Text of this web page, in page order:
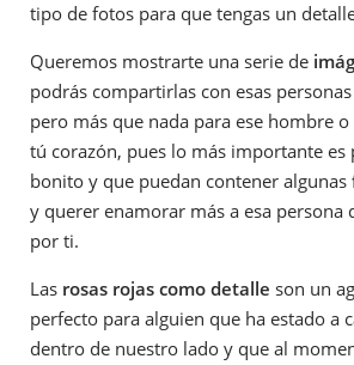
tipo de fotos para que tengas un
Queremos mostrarte una serie de
podrás compartirlas con esas
pero más que nada para ese hombre
tú corazón, pues lo más importante es
bonito y que puedan contener algunas
y querer enamorar más a esa persona
por ti.
Las rosas rojas como detalle son un
perfecto para alguien que ha estado a
dentro de nuestro lado y que al